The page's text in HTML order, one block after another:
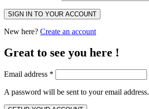
New here? Create an account
Great to see you here !
Email address *
A password will be sent to your email address.